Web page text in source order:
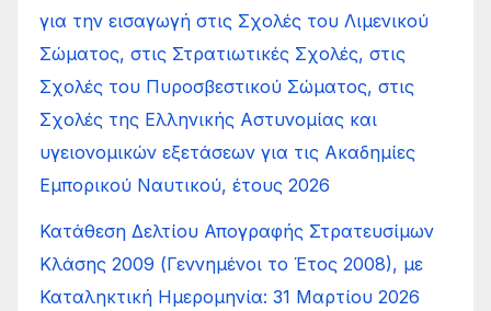
για την εισαγωγή στις Σχολές του Λιμενικού
Σώματος, στις Στρατιωτικές Σχολές, στις
Σχολές του Πυροσβεστικού Σώματος, στις
Σχολές της Ελληνικής Αστυνομίας και
υγειονομικών εξετάσεων για τις Ακαδημίες
Εμπορικού Ναυτικού, έτους 2026
Κατάθεση Δελτίου Απογραφής Στρατευσίμων
Κλάσης 2009 (Γεννημένοι το Έτος 2008), με
Καταληκτική Ημερομηνία: 31 Μαρτίου 2026